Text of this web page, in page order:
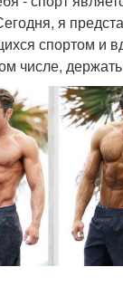
я
спортом и
числе,